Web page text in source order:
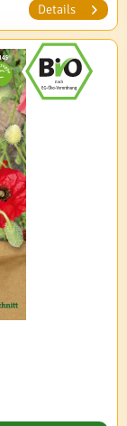
Details